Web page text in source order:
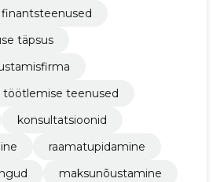
täpsus
töötlemise teenused
konsultatsioonid
raamatupidamine
maksunõustamine